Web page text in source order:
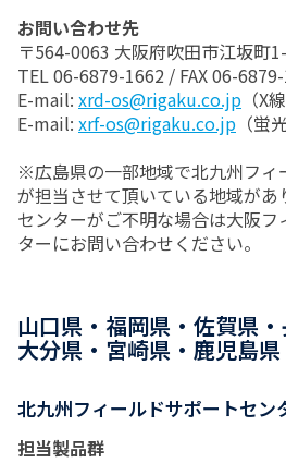
お問い合わせ先
〒564-0063 大阪府吹田市江坂町
TEL 06-6879-1662 / FAX 06-
E-mail: xrd-os@rigaku.co.jp （X
E-mail: xrf-os@rigaku.co.jp （蛍
※広島県の一部地域で北九州フィ
が担当させて頂いている地域があ
センターがご不明な場合は大阪
ターにお問い合わせください。
山口県・福岡県・佐賀県
大分県・宮崎県・鹿児島
北九州フィールドサポートセン
担当製品群